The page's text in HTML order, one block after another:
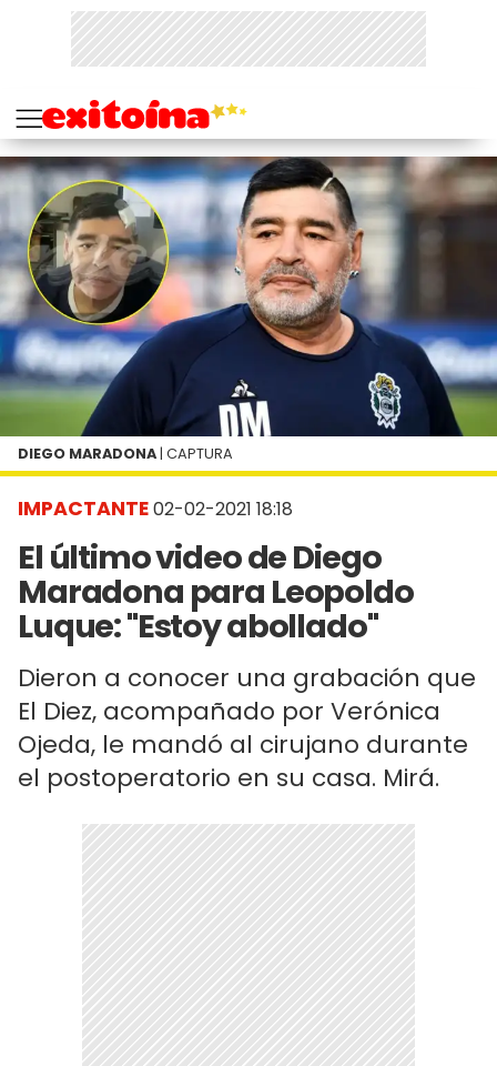
IMPACTANTE02-02-2021 18:18
El último video de Diego
Maradona para Leopoldo
Luque: "Estoy abollado"
Dieron a conocer una grabación que
El Diez, acompañado por Verónica
Ojeda, le mandó al cirujano durante
el postoperatorio en su casa. Mirá.
DIEGO MARADONA | CAPTURA